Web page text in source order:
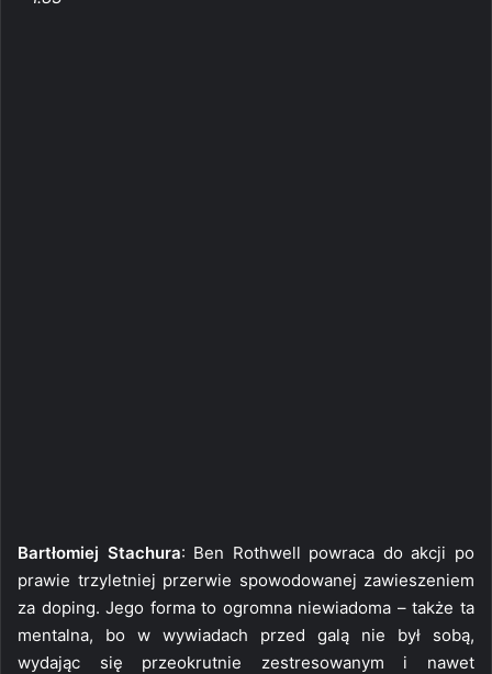
Bartłomiej Stachura: Ben Rothwell powraca do akcji po
prawie trzyletniej przerwie spowodowanej zawieszeniem
za doping. Jego forma to ogromna niewiadoma – także ta
mentalna, bo w wywiadach przed galą nie był sobą,
wydając się przeokrutnie zestresowanym i nawet